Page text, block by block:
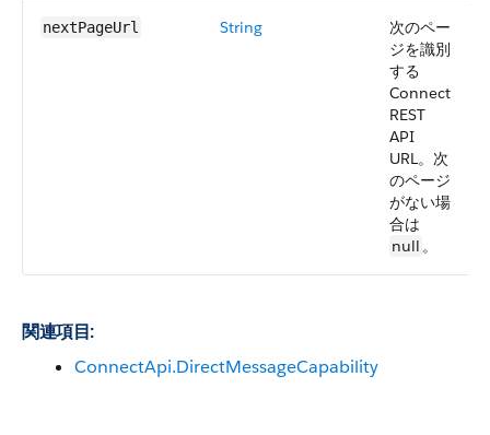
nextPageUrl String
次のペー
ジを識別
する
Connect
REST
API
URL。次
のページ
がない場
合は
null 。
関連項目:
ConnectApi.DirectMessageCapability